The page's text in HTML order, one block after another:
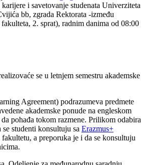
i savetovanje studenata Univerziteta
bb, zgrada Rektorata -između
2. sprat), radnim danima od 08:00
se u letnjem semestru akademske
Agreement) podrazumeva predmete
akademske ponude na engleskom
pohađa tokom razmene. Prilikom odabira
studenti konsultuju sa Erazmus+
fakultetu, a preporuka je i da se konsultuju